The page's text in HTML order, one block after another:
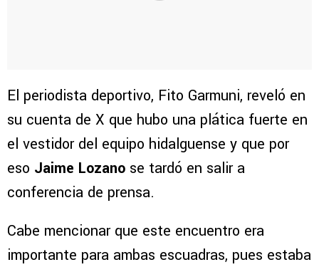
El periodista deportivo, Fito Garmuni, reveló en
su cuenta de X que hubo una plática fuerte en
el vestidor del equipo hidalguense y que por
eso Jaime Lozano se tardó en salir a
conferencia de prensa.
Cabe mencionar que este encuentro era
importante para ambas escuadras, pues estaba